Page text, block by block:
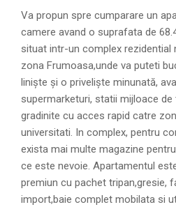
Va propun spre cumparare un
camere avand o suprafata de
situat intr-un complex rezidential
zona Frumoasa,unde va puteti
liniște și o priveliște minunată,
supermarketuri, statii mijloace
gradinite cu acces rapid catre
universitati. In complex, pentru
exista mai multe magazine
ce este nevoie. Apartamentul
premiun cu pachet tripan,gresie,
import,baie complet mobilata si